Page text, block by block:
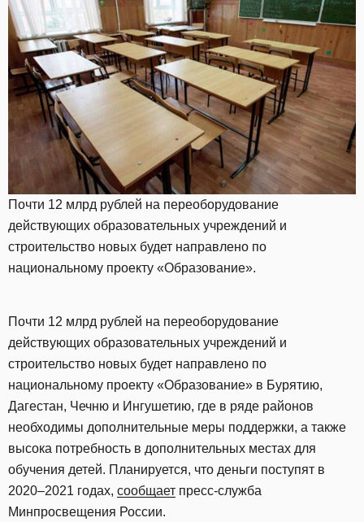
Почти 12 млрд рублей на переоборудование
действующих образовательных учреждений и
строительство новых будет направлено по
национальному проекту «Образование».
Почти 12 млрд рублей на переоборудование
действующих образовательных учреждений и
строительство новых будет направлено по
национальному проекту «Образование» в Бурятию,
Дагестан, Чечню и Ингушетию, где в ряде районов
необходимы дополнительные меры поддержки, а также
высока потребность в дополнительных местах для
обучения детей. Планируется, что деньги поступят в
2020–2021 годах, сообщает пресс-служба
Минпросвещения России.